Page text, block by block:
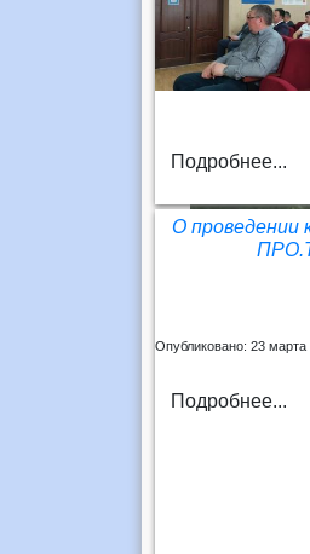
Подробнее...
О проведении
Опубликовано: 23 марта
Подробнее...